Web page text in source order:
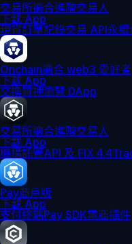
交易所適合進階交易人
下載 App
現貨訂單記錄交易 API永
Onchain適合 web3 愛好者
下載 App
交換質押瀏覽 DApp
交易所適合進階交易人
下載 App
機構託管API 及 FIX 4.4
Pay商戶版
下載 App
支付終端Pay SDK電商插件